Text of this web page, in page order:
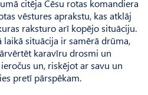
citēja Cēsu rotas komandiera
vēstures aprakstu, kas atklāj
raksturo arī kopējo situāciju.
laikā situācija ir samērā drūma,
karavīru drosmi un
un, riskējot ar savu un
pretī pārspēkam.